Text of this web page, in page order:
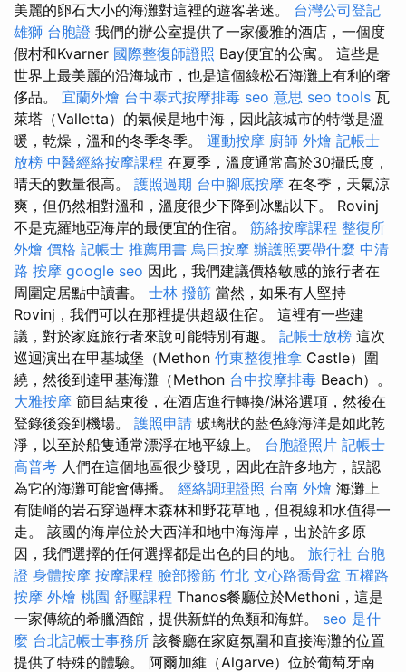
美麗的卵石大小的海灘對這裡的遊客著迷。 台灣公司登記
雄獅 台胞證 我們的辦公室提供了一家優雅的酒店，一個度
假村和Kvarner 國際整復師證照 Bay便宜的公寓。 這些是
世界上最美麗的沿海城市，也是這個綠松石海灘上有利的奢
侈品。 宜蘭外燴 台中泰式按摩排毒 seo 意思 seo tools 瓦
萊塔（Valletta）的氣候是地中海，因此該城市的特徵是溫
暖，乾燥，溫和的冬季冬季。 運動按摩 廚師 外燴 記帳士
放榜 中醫經絡按摩課程 在夏季，溫度通常高於30攝氏度，
晴天的數量很高。 護照過期 台中腳底按摩 在冬季，天氣涼
爽，但仍然相對溫和，溫度很少下降到冰點以下。 Rovinj
不是克羅地亞海岸的最便宜的住宿。 筋絡按摩課程 整復所
外燴 價格 記帳士 推薦用書 烏日按摩 辦護照要帶什麼 中清
路 按摩 google seo 因此，我們建議價格敏感的旅行者在
周圍定居點中讀書。 士林 撥筋 當然，如果有人堅持
Rovinj，我們可以在那裡提供超級住宿。 這裡有一些建
議，對於家庭旅行者來說可能特別有趣。 記帳士放榜 這次
巡迴演出在甲基城堡（Methon 竹東整復推拿 Castle）圍
繞，然後到達甲基海灘（Methon 台中按摩排毒 Beach）。
大雅按摩 節目結束後，在酒店進行轉換/淋浴選項，然後在
登錄後簽到機場。 護照申請 玻璃狀的藍色綠海洋是如此乾
淨，以至於船隻通常漂浮在地平線上。 台胞證照片 記帳士
高普考 人們在這個地區很少發現，因此在許多地方，誤認
為它的海灘可能會傳播。 經絡調理證照 台南 外燴 海灘上
有陡峭的岩石穿過樺木森林和野花草地，但視線和水值得一
走。 該國的海岸位於大西洋和地中海海岸，出於許多原
因，我們選擇的任何選擇都是出色的目的地。 旅行社 台胞
證 身體按摩 按摩課程 臉部撥筋 竹北 文心路喬骨盆 五權路
按摩 外燴 桃園 舒壓課程 Thanos餐廳位於Methoni，這是
一家傳統的希臘酒館，提供新鮮的魚類和海鮮。 seo 是什
麼 台北記帳士事務所 該餐廳在家庭氛圍和直接海灘的位置
提供了特殊的體驗。 阿爾加維（Algarve）位於葡萄牙南